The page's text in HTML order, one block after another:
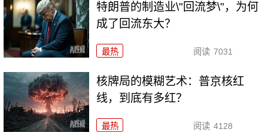
特朗普的制造业\"回流梦\"，为何
成了回流东大？
最热 阅读 7031
核牌局的模糊艺术：普京核红
线，到底有多红？
最热 阅读 4128